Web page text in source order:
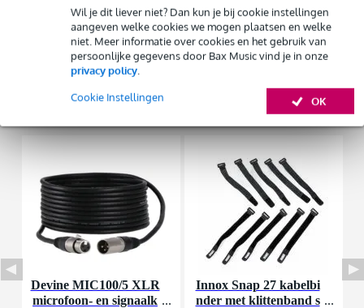
Wil je dit liever niet? Dan kun je bij cookie instellingen
aangeven welke cookies we mogen plaatsen en welke
niet. Meer informatie over cookies en het gebruik van
persoonlijke gegevens door Bax Music vind je in onze
privacy policy.
OK
Cookie Instellingen
Gratisthuisbezorgd of op te halen in de winkel
Al na 4 maanden maandelijks opzegbaar
De mogelijkheid om je product(en) met korting te kopen
Snelle vervanging door Bax Music bij een defect
-10 db: 67 – 20000 Hz
maximaal spl: 128 dB
Bekijk alle productspecificaties
Accessoires (5)
Devine MIC100/5 XLR
microfoon- en signaalk
Innox Snap 27 kabelbi
nder met klittenband s